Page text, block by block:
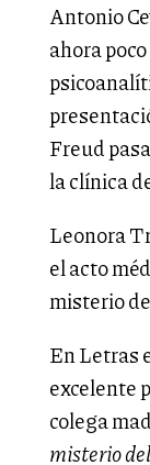
Antonio
ahora
Freud
la clínica
Leonora
el acto
misterio
En Letras
excelente
colega
misterio